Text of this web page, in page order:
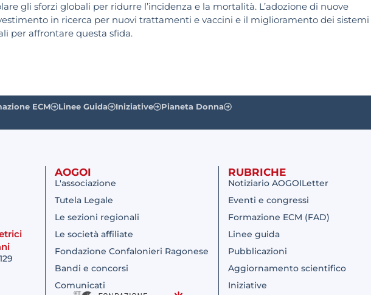
gli sforzi globali per ridurre l’incidenza e la mortalità. L’adozione di nuove
in ricerca per nuovi trattamenti e vaccini e il miglioramento dei sistemi
per affrontare questa sfida.
ECM Linee Guida Iniziative Pianeta Donna
AOGOI
L'associazione
Tutela Legale
Le sezioni regionali
Le società affiliate
Fondazione Confalonieri Ragonese
Bandi e concorsi
Comunicati
RUBRICHE
Notiziario AOGOILetter
Eventi e congressi
Formazione ECM (FAD)
Linee guida
Pubblicazioni
Aggiornamento scientifico
Iniziative